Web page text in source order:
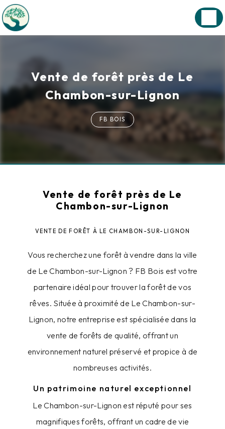
Vente de forêt près de Le
Chambon-sur-Lignon
FB BOIS
Vente de forêt près de Le
Chambon-sur-Lignon
VENTE DE FORÊT À LE CHAMBON-SUR-LIGNON
Vous recherchez une forêt à vendre dans la ville
de Le Chambon-sur-Lignon ? FB Bois est votre
partenaire idéal pour trouver la forêt de vos
rêves. Située à proximité de Le Chambon-sur-
Lignon, notre entreprise est spécialisée dans la
vente de forêts de qualité, offrant un
environnement naturel préservé et propice à de
nombreuses activités.
Un patrimoine naturel exceptionnel
Le Chambon-sur-Lignon est réputé pour ses
magnifiques forêts, offrant un cadre de vie
Panneau de gestion des cookies